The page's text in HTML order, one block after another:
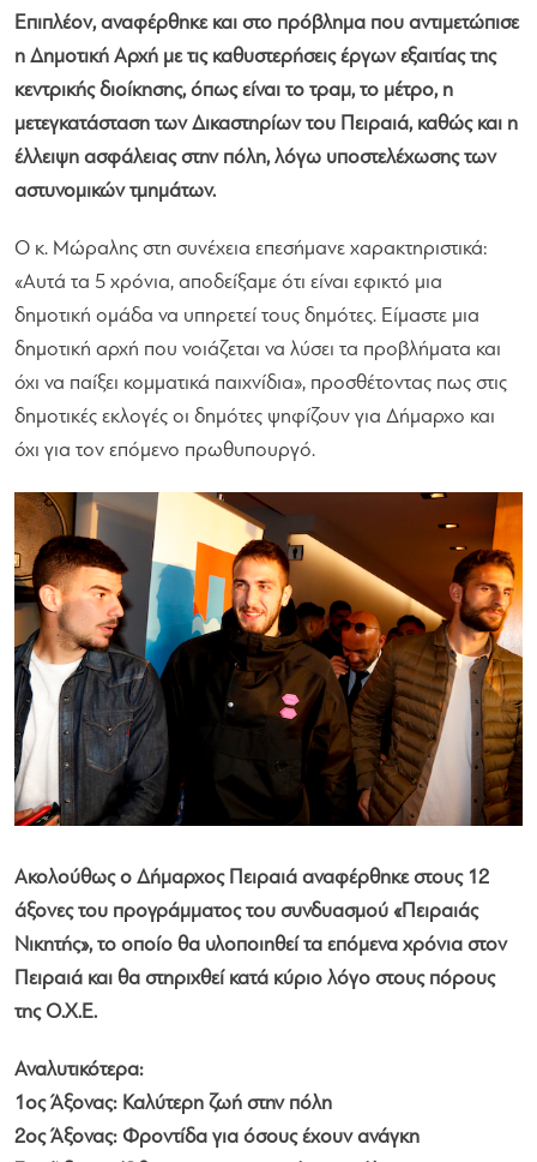
Επιπλέον, αναφέρθηκε και στο πρόβλημα που αντιμετώπισε
η Δημοτική Αρχή με τις καθυστερήσεις έργων εξαιτίας της
κεντρικής διοίκησης, όπως είναι το τραμ, το μέτρο, η
μετεγκατάσταση των Δικαστηρίων του Πειραιά, καθώς και η
έλλειψη ασφάλειας στην πόλη, λόγω υποστελέχωσης των
αστυνομικών τμημάτων.
Ο κ. Μώραλης στη συνέχεια επεσήμανε χαρακτηριστικά:
«Αυτά τα 5 χρόνια, αποδείξαμε ότι είναι εφικτό μια
δημοτική ομάδα να υπηρετεί τους δημότες. Είμαστε μια
δημοτική αρχή που νοιάζεται να λύσει τα προβλήματα και
όχι να παίξει κομματικά παιχνίδια», προσθέτοντας πως στις
δημοτικές εκλογές οι δημότες ψηφίζουν για Δήμαρχο και
όχι για τον επόμενο πρωθυπουργό.
Ακολούθως ο Δήμαρχος Πειραιά αναφέρθηκε στους 12
άξονες του προγράμματος του συνδυασμού «Πειραιάς
Νικητής», το οποίο θα υλοποιηθεί τα επόμενα χρόνια στον
Πειραιά και θα στηριχθεί κατά κύριο λόγο στους πόρους
της Ο.Χ.Ε.
Αναλυτικότερα:
1ος Άξονας: Καλύτερη ζωή στην πόλη
2ος Άξονας: Φροντίδα για όσους έχουν ανάγκη